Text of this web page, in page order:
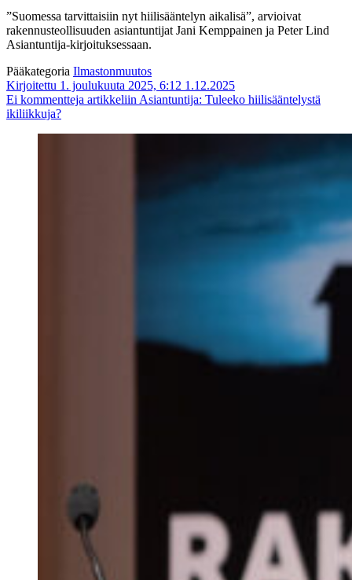
”Suomessa tarvittaisiin nyt hiilisääntelyn aikalisä”, arvioivat
rakennusteollisuuden asiantuntijat Jani Kemppainen ja Peter Lind
Asiantuntija-kirjoituksessaan.
Pääkategoria Ilmastonmuutos
Kirjoitettu 1. joulukuuta 2025, 6:12 1.12.2025
Ei kommentteja artikkeliin Asiantuntija: Tuleeko hiilisääntelystä
ikiliikkuja?